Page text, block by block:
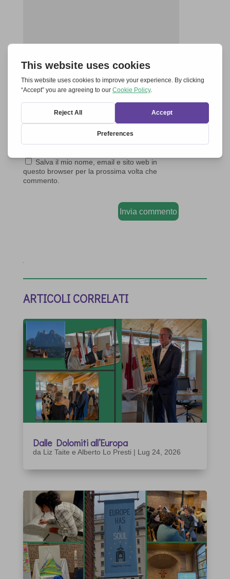
Salva il mio nome, email e sito web in
questo browser per la prossima volta che
commento.
Invia commento
ARTICOLI CORRELATI
Dalle Dolomiti all’Europa
da Liz Taite e Alberto Lo Presti | Lug 24, 2026